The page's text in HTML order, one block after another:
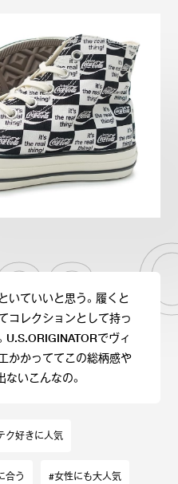
ー
ASICS
OTHERS
いていいと思う。履くと
コレクションとして持っ
U.S.ORIGINATORでヴィ
かかっててこの総柄感や
ないこんなの。
ク好きに人気
合う #女性にも大人気